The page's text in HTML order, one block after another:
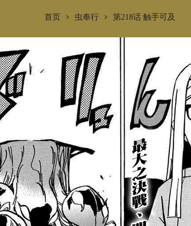
首页 虫奉行 第218话 触手可及